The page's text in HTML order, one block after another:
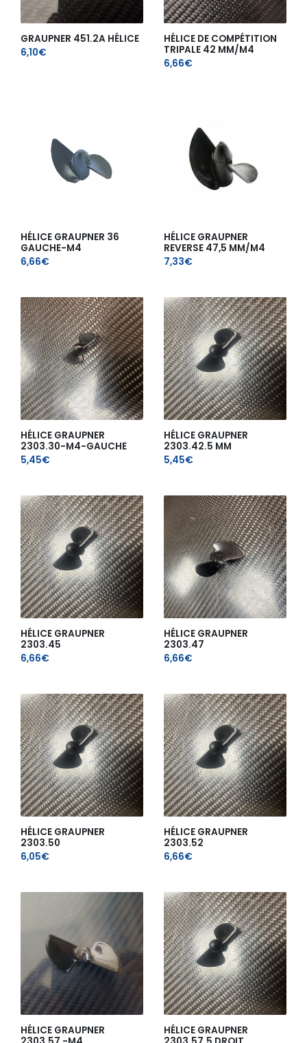
GRAUPNER 451.2A HÉLICE
6,10€
HÉLICE DE COMPÉTITION
TRIPALE 42 MM/M4
6,66€
HÉLICE GRAUPNER 36
GAUCHE-M4
6,66€
HÉLICE GRAUPNER
REVERSE 47,5 MM/M4
7,33€
HÉLICE GRAUPNER
2303.30-M4-GAUCHE
5,45€
HÉLICE GRAUPNER
2303.42.5 MM
5,45€
HÉLICE GRAUPNER
2303.45
6,66€
HÉLICE GRAUPNER
2303.47
6,66€
HÉLICE GRAUPNER
2303.50
6,05€
HÉLICE GRAUPNER
2303.52
6,66€
HÉLICE GRAUPNER
HÉLICE GRAUPNER